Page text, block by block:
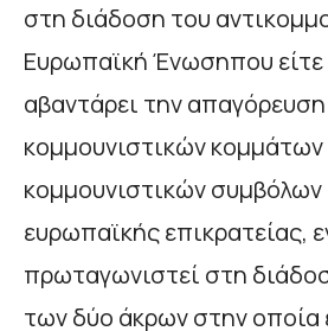
στη διάδοση του
Ευρωπαϊκή Ένωσηπου είτε
αβαντάρει την
κομμουνιστικών κομμάτων
κομμουνιστικών
ευρωπαϊκής επικρατείας,
πρωταγωνιστεί στη
των δύο άκρων στην οποία